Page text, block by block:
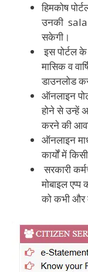
हिमकोष
उनकी
सकेगी।
इस पोर्टल
मासिक व
डाउनलोड
ऑनलाइन
होने से उन्हें
करने की
ऑनलाइन
कार्यों में
सरकारी
मोबाइल
को कभी और